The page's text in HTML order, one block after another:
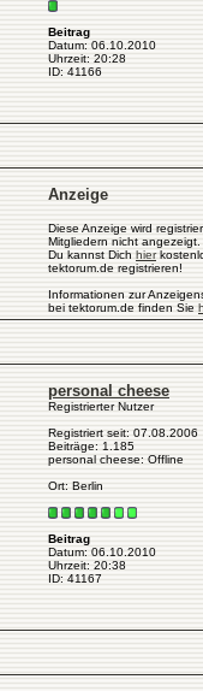
Beitrag
Datum: 06.10.2010
Uhrzeit: 20:28
ID: 41166
Anzeige
Diese Anzeige wird
Mitgliedern nicht angezeigt.
Du kannst Dich hier
tektorum.de registrieren!
Informationen zur
bei tektorum.de finden Sie
personal cheese
Registrierter Nutzer
Registriert seit: 07.08.2006
Beiträge: 1.185
personal cheese: Offline
Ort: Berlin
Beitrag
Datum: 06.10.2010
Uhrzeit: 20:38
ID: 41167